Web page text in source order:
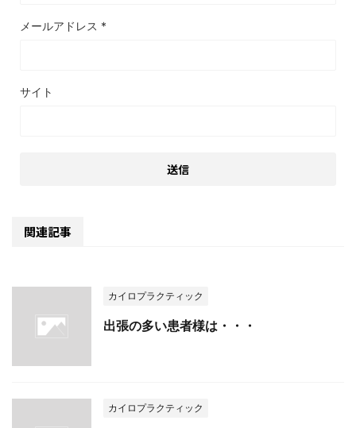
メールアドレス *
サイト
関連記事
カイロプラクティック
出張の多い患者様は・・・
カイロプラクティック